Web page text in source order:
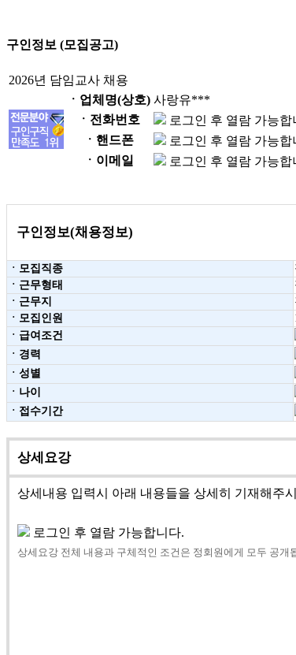
구인정보 (모집공고)
2026년 담임교사 채용
ㆍ업체명(상호) 사랑유***
ㆍ전화번호
로그인 후 열람 가능합
ㆍ핸드폰
로그인 후 열람 가능합
ㆍ이메일
로그인 후 열람 가능합
구인정보(채용정보)
ㆍ모집직종
ㆍ근무형태
ㆍ근무지
ㆍ모집인원
ㆍ급여조건
ㆍ경력
ㆍ성별
ㆍ나이
ㆍ접수기간
상세요강
상세내용 입력시 아래 내용들을 상세히 기재해주
로그인 후 열람 가능합니다.
상세요강 전체 내용과 구체적인 조건은 정회원에게 모두 공개